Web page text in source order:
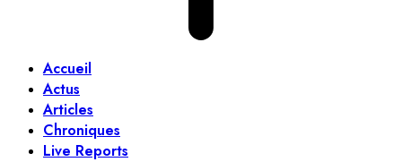
Accueil
Actus
Articles
Chroniques
Live Reports